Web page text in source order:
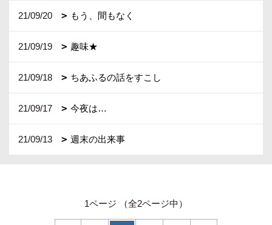
21/09/20 もう、間もなく
21/09/19 趣味★
21/09/18 ちあふるの話をすこし
21/09/17 今夜は…
21/09/13 週末の出来事
1ページ （全2ページ中）